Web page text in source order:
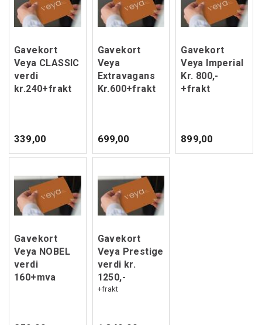
Gavekort
Veya CLASSIC
verdi
kr.240+frakt
339,00
Gavekort
Veya
Extravagans
Kr.600+frakt
699,00
Gavekort
Veya Imperial
Kr. 800,-
+frakt
899,00
Gavekort
Veya NOBEL
verdi
160+mva
Gavekort
Veya Prestige
verdi kr.
1250,-
+frakt